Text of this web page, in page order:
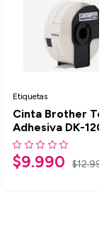
Etiquetas
Cinta Brother
Adhesiva DK-
$
$9.990